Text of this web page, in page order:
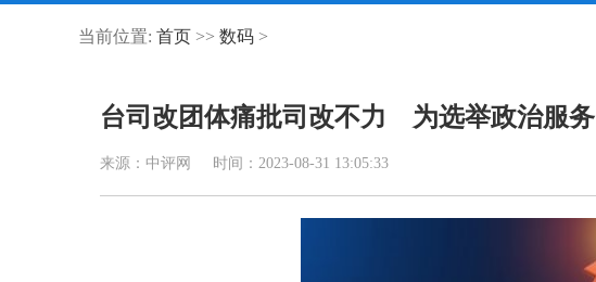
当前位置: 首页 >> 数码 >
台司改团体痛批司改不力 为选举政治服务
来源：中评网 时间：2023-08-31 13:05:33